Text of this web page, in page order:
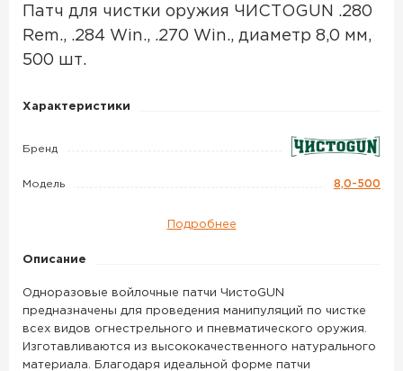
Патч для чистки оружия ЧИСТОGUN .280
Rem., .284 Win., .270 Win., диаметр 8,0 мм,
500 шт.
Патч
чистки
ЧИСТОGUN
.284
Win.,
.270
Win.,
диаметр
Характеристики
Бренд
Модель 8,0-500
Подробнее
Описание
Одноразовые войлочные патчи ЧистоGUN
предназначены для проведения манипуляций по чистке
всех видов огнестрельного и пневматического оружия.
Изготавливаются из высококачественного натурального
материала. Благодаря идеальной форме патчи